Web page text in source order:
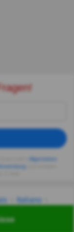
Allgemeinen
Italiano
汉语